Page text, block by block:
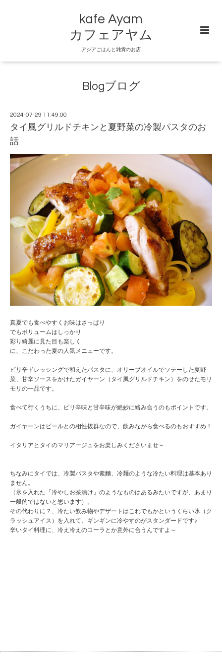
kafe Ayam
カフェアヤム
アジアごはんと雑貨のお店
Blogブログ
2024-07-29 11:49:00
タイ風グリルドチキンと夏野菜の冷製パスタのお
話
真夏でも食べやすくお味はさっぱり
でもボリュームはしっかり
彩り綺麗に見た目も楽しく
に、こだわった夏の人気メニューです。
ピリ辛ドレッシングで和えたパスタに、オリーブオイルでソテーした夏野
菜、甘辛ソースをかけたガイヤーン（タイ風グリルドチキン）をのせたモリ
モリの一品です。
食べて行くうちに、ピリ辛味と甘辛味が絶妙に絡み合うのもポイントです。
ガイヤーンはビールとの相性抜群なので、飲みながら食べるのもおすすめ！
イタリアとタイのマリアージュをお楽しみくださいませ～
ちなみにタイでは、冷製パスタや素麵、冷麺のような冷たい料理は基本あり
ません。
（氷を入れた「冷やしお茶漬け」のようなものはあるみたいですが、あまり
一般的ではないと思います）。
その代わりに？、冷たい飲み物やデザートはこれでもかというくらい氷（ク
ラッシュアイス）を入れて、ギンギンに冷やすのがスタンダードです♪
辛いタイ料理に、冷え冷えのコーラとか意外に合うんですよ～